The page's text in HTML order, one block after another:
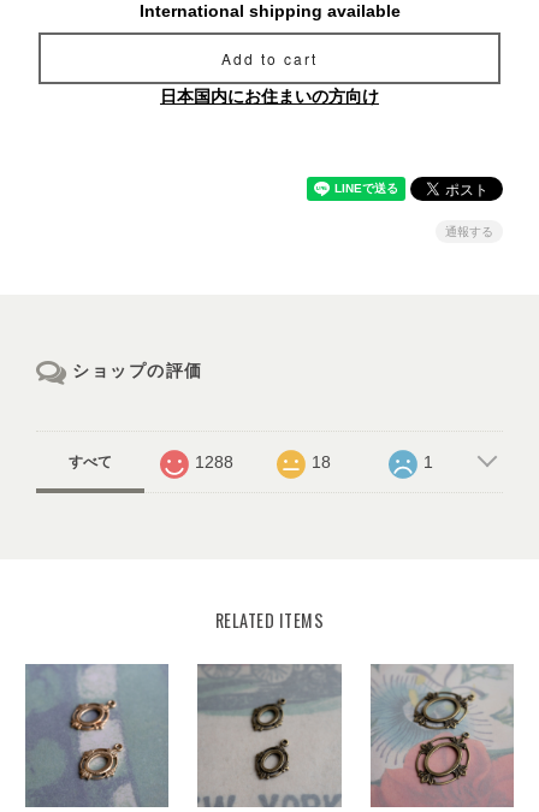
International shipping available
Add to cart
日本国内にお住まいの方向け
通報する
ショップの評価
すべて 1288 18 1
RELATED ITEMS